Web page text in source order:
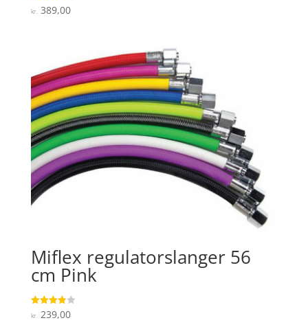
Vurderet
4
kr.389,00
Miflex regulatorslanger 56
cm Pink
Vurderet
3.9
kr.239,00